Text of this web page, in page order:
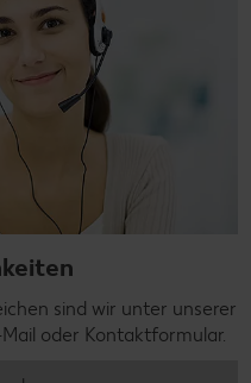
sind wir unter unserer
oder Kontaktformular.